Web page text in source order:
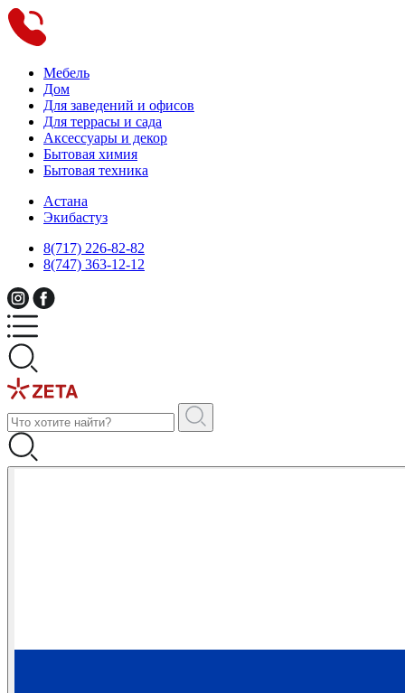
Мебель
Дом
Для заведений и офисов
Для террасы и сада
Аксессуары и декор
Бытовая химия
Бытовая техника
Астана
Экибастуз
8(717) 226-82-82
8(747) 363-12-12